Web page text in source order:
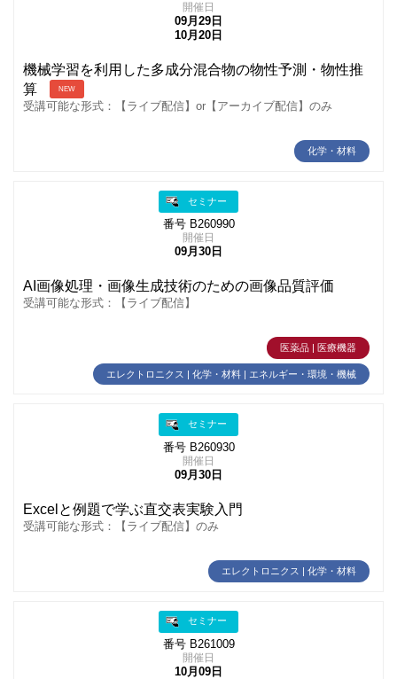
開催日
09月29日
10月20日
機械学習を利用した多成分混合物の物性予測・物性推
算
NEW
受講可能な形式：【ライブ配信】or【アーカイブ配信】のみ
化学・材料
セミナー
番号 B260990
開催日
09月30日
AI画像処理・画像生成技術のための画像品質評価
受講可能な形式：【ライブ配信】
医薬品 | 医療機器
エレクトロニクス | 化学・材料 | エネルギー・環境・機械
セミナー
番号 B260930
開催日
09月30日
Excelと例題で学ぶ直交表実験入門
受講可能な形式：【ライブ配信】のみ
エレクトロニクス | 化学・材料
セミナー
番号 B261009
開催日
10月09日